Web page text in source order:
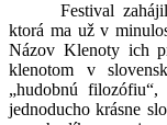
Festival
ktorá ma už v
Názov Klenoty ich
klenotom v
„hudobnú
jednoducho krásne